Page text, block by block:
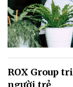
ROX Group